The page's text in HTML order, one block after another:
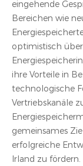
eingehende
Bereichen wie
optimistisch
ihre Vorteile in
technologische
Vertriebskanäle
gemeinsames
erfolgreiche
Irland zu fördern.